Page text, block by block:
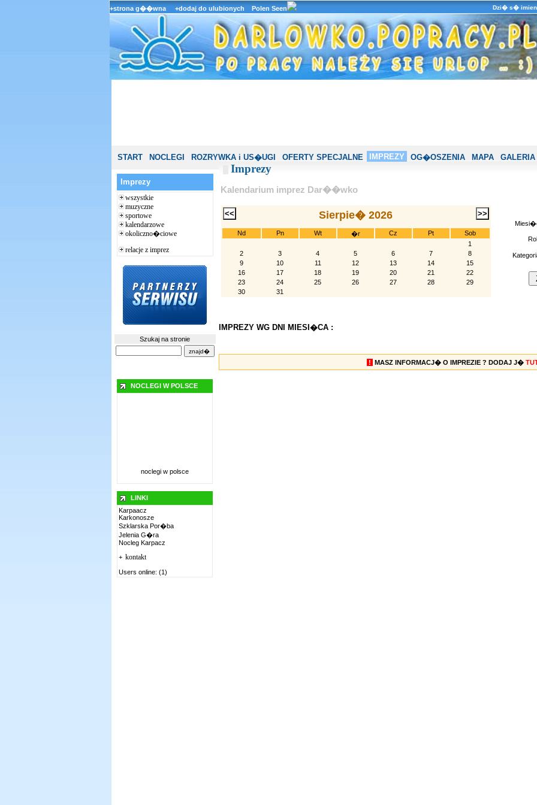
+strona g��wna +dodaj do ulubionych Polen Seen Dzi� s�
START NOCLEGI ROZRYWKA i US�UGI OFERTY SPECJALNE IMPREZY OG�OSZENIA MAPA GALERIA
Imprezy
wszystkie
muzyczne
sportowe
kalendarzowe
okoliczno�ciowe
relacje z imprez
Szukaj na stronie
NOCLEGI W POLSCE
noclegi w polsce
LINKI
Karpaacz
Karkonosze
Szklarska Por�ba
Jelenia G�ra
Nocleg Karpacz
+ kontakt
Users online: (1)
Imprezy
Kalendarium imprez Dar��wko
Sierpie� 2026
Nd Pn Wt �r Cz Pt
Sob
1
2
3 4 5 6 7
8
9
10 11 12 13 14
15
16
17 18 19 20 21
22
23
24 25 26 27 28
29
30
31
IMPREZY WG DNI MIESI�CA :
! MASZ INFORMACJ� O IMPREZIE ? DODAJ J�